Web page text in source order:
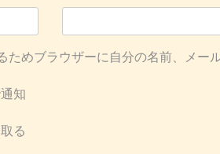
ためブラウザーに自分の名前、メー
知
る